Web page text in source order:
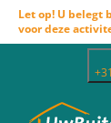
Let op! U belegt
voor deze